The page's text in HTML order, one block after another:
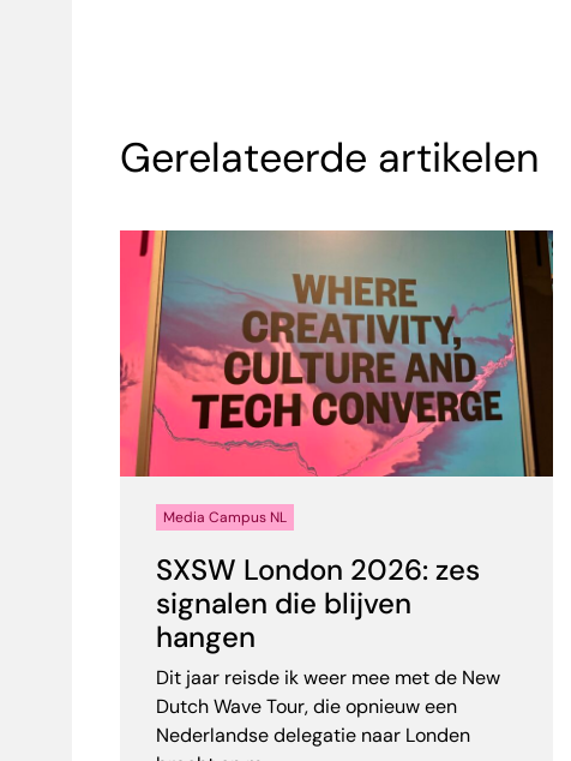
Gerelateerde artikelen
Media Campus NL
SXSW London 2026: zes
signalen die blijven
hangen
Dit jaar reisde ik weer mee met de New
Dutch Wave Tour, die opnieuw een
Nederlandse delegatie naar Londen